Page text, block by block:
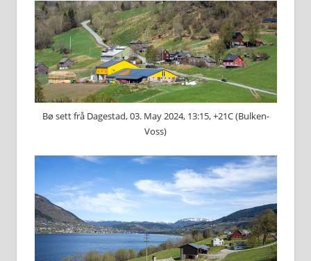
Bø sett frå Dagestad, 03. May 2024, 13:15, +21C (Bulken-
Voss)